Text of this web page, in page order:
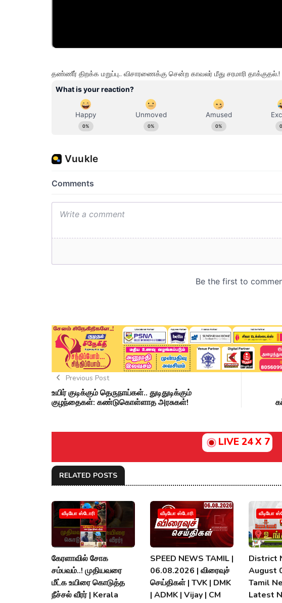
தண்ணீர் திறக்க மறுப்பு.. விசாரணைக்கு சென்ற காவலர் மீது சரமாரி
Previous Post
உயிர் குடிக்கும் தெருநாய்கள்.. துடிதுடிக்கும்
குழந்தைகள்: கண்டுகொள்ளாத அரசுகள்!
LIVE 24 X 7
RELATED POSTS
வீடியோ ஸ்டோரி
கேரளாவில் சோக
சம்பவம்..! முதியவரை
மீட்க உயிரை கொடுத்த
நீச்சல் வீரர் | Kerala
வீடியோ ஸ்டோரி
SPEED NEWS TAMIL |
06.08.2026 | விரைவுச்
செய்திகள் | TVK | DMK
| ADMK | Vijay | CM
வீடியோ
District
August
Tamil
Latest